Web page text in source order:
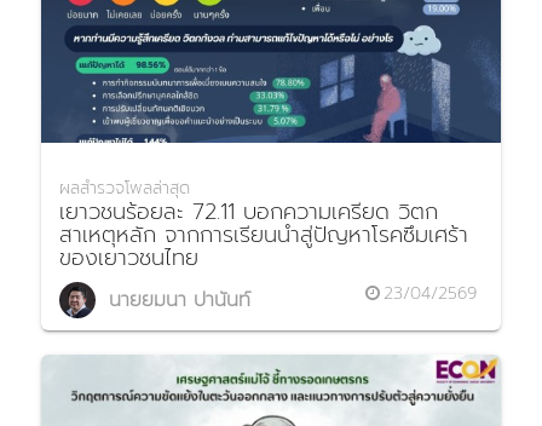
ผลสำรวจโพลล่าสุด
เยาวชนร้อยละ 72.11 บอกความเครียด วิตก
สาเหตุหลัก จากการเรียนนำสู่ปัญหาโรคซึมเศร้า
ของเยาวชนไทย
นายยมนา ปานันท์ 23/04/2569